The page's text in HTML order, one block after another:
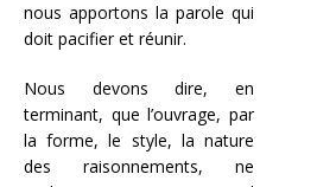
nous apportons la parole qui
doit pacifier et réunir.
Nous devons dire, en
terminant, que l’ouvrage, par
la forme, le style, la nature
des raisonnements, ne